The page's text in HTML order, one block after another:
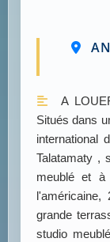
A
Situés dans
international
Talatamaty ,
meublé et
grande
studio